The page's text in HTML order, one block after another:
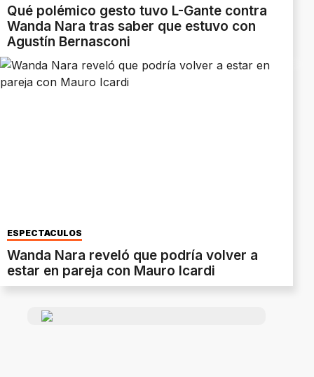
Qué polémico gesto tuvo L-Gante contra
Wanda Nara tras saber que estuvo con
Agustín Bernasconi
ESPECTACULOS
Wanda Nara reveló que podría volver a
estar en pareja con Mauro Icardi